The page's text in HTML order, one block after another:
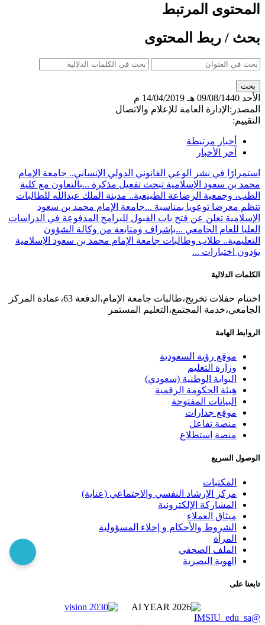
المحتوى المرتبط
بحث / ربط المحتوى
الأحد 09/08/1440 هـ
14/04/2019 م
المصدر: الإدارة العامة للإعلام والاتصال
التقييم:
أخبار مرتبطة
آخر الأخبار
استمرارًا في نشر الوعي القانوني الدولي الإنساني.. جامعة الإمام
محمد بن سعود الإسلامية تبحث تفعيل مذكرة ...بالتعاون مع كلية
الطب، وجمعية الرضاعة الطبيعية.. مدينة الملك عبدالله للطالبات
تنظم معرضا توعويا بمناسبة ...جامعة الإمام محمد بن سعود
الإسلامية تعلن عن فتح باب القبول للبرامج المدفوعة في الدراسات
العليا للعام الجامعي ...بإشراف ومتابعة من وكالة الشؤون
التعليمية.. طلاب وطالبات جامعة الإمام محمد بن سعود الإسلامية
يؤدون اختبارات ...
الكلمات الدلالية
اختتام حفلات تخريج،طالبات جامعة الإمام،الدفعة 63،عمادة المركز
الجامعي،خدمة المجتمع،التعليم المستمر
الروابط الهامة
موقع رؤية السعودية
وزارة التعليم
البوابة الوطنية (سعودي)
هيئة الحكومة الرقمية
البيانات المفتوحة
موقع جدارات
منصة تفاعل
منصة استطلاع
الوصول السريع
المكتبات
مركز الإرشاد النفسي والاجتماعي (عناية)
المشاركة الإلكترونية
ميثاق العملاء
الشروط والأحكام و إخلاء المسؤولية
المرآة
الملف الصحفي
الهوية البصرية
تابعنا على
@IMSIU_edu_sa